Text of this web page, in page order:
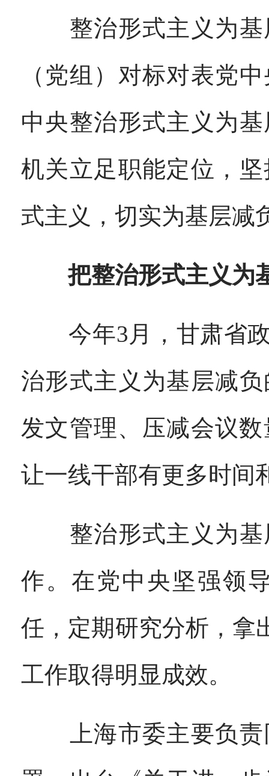
整治形式主义为基
（党组）对标对表党
中央整治形式主义为
机关立足职能定位，
式主义，切实为基层减
把整治形式主义为
今年3月，甘肃省政
治形式主义为基层减
发文管理、压减会议
让一线干部有更多时间
整治形式主义为基
作。在党中央坚强领
任，定期研究分析，拿
工作取得明显成效。
上海市委主要负责